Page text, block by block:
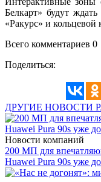
Белкарт» будут
«Ракурс» и
Всего комментариев 0
Поделиться:
ДРУГИЕ НОВОСТИ
Новости компаний
200 МП для
Huawei Pura 90s уже